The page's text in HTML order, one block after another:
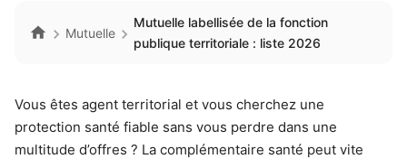
Mutuelle
Mutuelle labellisée de la fonction
publique territoriale : liste 2026
Vous êtes agent territorial et vous cherchez une
protection santé fiable sans vous perdre dans une
multitude d’offres ? La complémentaire santé peut vite